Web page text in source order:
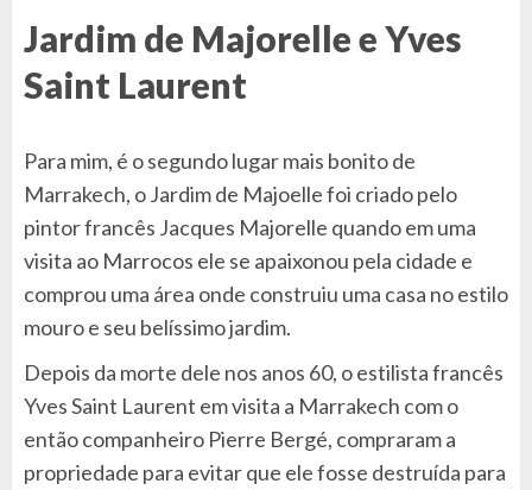
Jardim de Majorelle e Yves
Saint Laurent
Para mim, é o segundo lugar mais bonito de
Marrakech, o Jardim de Majoelle foi criado pelo
pintor francês Jacques Majorelle quando em uma
visita ao Marrocos ele se apaixonou pela cidade e
comprou uma área onde construiu uma casa no estilo
mouro e seu belíssimo jardim.
Depois da morte dele nos anos 60, o estilista francês
Yves Saint Laurent em visita a Marrakech com o
então companheiro Pierre Bergé, compraram a
propriedade para evitar que ele fosse destruída para